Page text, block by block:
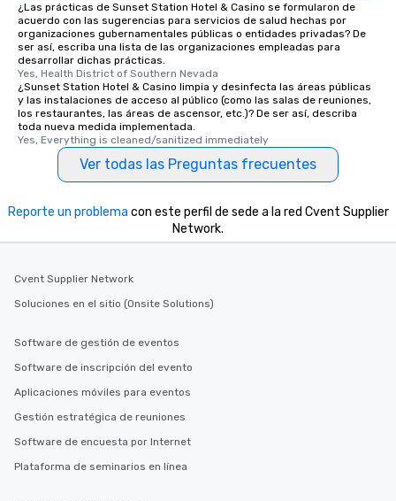
¿Las prácticas de Sunset Station Hotel & Casino se formularon de
acuerdo con las sugerencias para servicios de salud hechas por
organizaciones gubernamentales públicas o entidades privadas? De
ser así, escriba una lista de las organizaciones empleadas para
desarrollar dichas prácticas.
Yes, Health District of Southern Nevada
¿Sunset Station Hotel & Casino limpia y desinfecta las áreas públicas
y las instalaciones de acceso al público (como las salas de reuniones,
los restaurantes, las áreas de ascensor, etc.)? De ser así, describa
toda nueva medida implementada.
Yes, Everything is cleaned/sanitized immediately
Ver todas las Preguntas frecuentes
Reporte un problema con este perfil de sede a la red Cvent Supplier
Network.
Cvent Supplier Network
Soluciones en el sitio (Onsite Solutions)
Software de gestión de eventos
Software de inscripción del evento
Aplicaciones móviles para eventos
Gestión estratégica de reuniones
Software de encuesta por Internet
Plataforma de seminarios en línea